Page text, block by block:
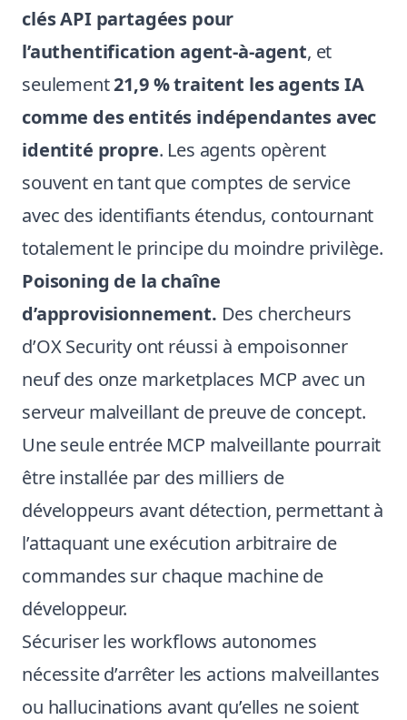
clés API partagées pour
l’authentification agent-à-agent, et
seulement21,9 % traitent les agents IA
comme des entités indépendantes avec
identité propre. Les agents opèrent
souvent en tant que comptes de service
avec des identifiants étendus, contournant
totalement le principe du moindre privilège.
Poisoning de la chaîne
d’approvisionnement. Des chercheurs
d’OX Security ont réussi à empoisonner
neuf des onze marketplaces MCP avec un
serveur malveillant de preuve de concept.
Une seule entrée MCP malveillante pourrait
être installée par des milliers de
développeurs avant détection, permettant à
l’attaquant une exécution arbitraire de
commandes sur chaque machine de
développeur.
Sécuriser les workflows autonomes
nécessite d’arrêter les actions malveillantes
ou hallucinations avant qu’elles ne soient